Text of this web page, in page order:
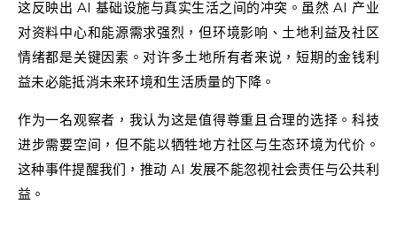
这反映出 AI 基础设施与真实生活之间的冲突。虽然 AI 产业
对资料中心和能源需求强烈，但环境影响、土地利益及社区
情绪都是关键因素。对许多土地所有者来说，短期的金钱利
益未必能抵消未来环境和生活质量的下降。
作为一名观察者，我认为这是值得尊重且合理的选择。科技
进步需要空间，但不能以牺牲地方社区与生态环境为代价。
这种事件提醒我们，推动 AI 发展不能忽视社会责任与公共利
益。